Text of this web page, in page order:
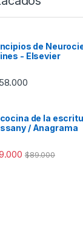
de
- Elsevier
de la
/ Anagrama
$89.000